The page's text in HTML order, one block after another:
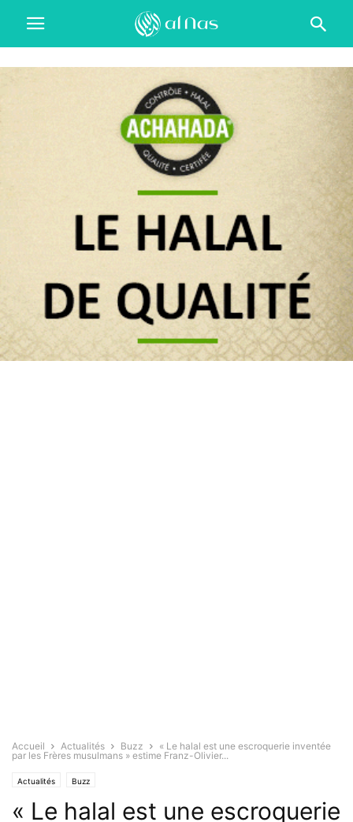
Accueil Actualités Buzz
« Le halal est une escroquerie inventée
par les Frères musulmans » estime Franz-Olivier...
Actualités Buzz
« Le halal est une escroquerie